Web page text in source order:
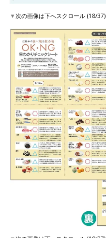
▼次の画像は下へスクロール (18/37)